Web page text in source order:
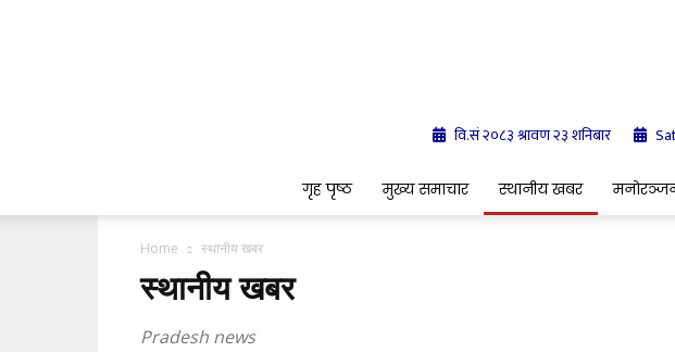
वि.सं २०८३ श्रावण २३ शनिबार
गृह पृष्ठ मुख्य समाचार स्थानीय खबर
Home स्थानीय खबर
स्थानीय खबर
Pradesh news